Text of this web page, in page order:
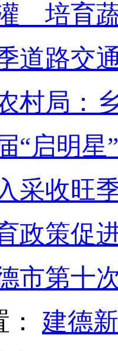
培育
道路交
村局：
“启明星
采收旺
政策促
市第十
建德